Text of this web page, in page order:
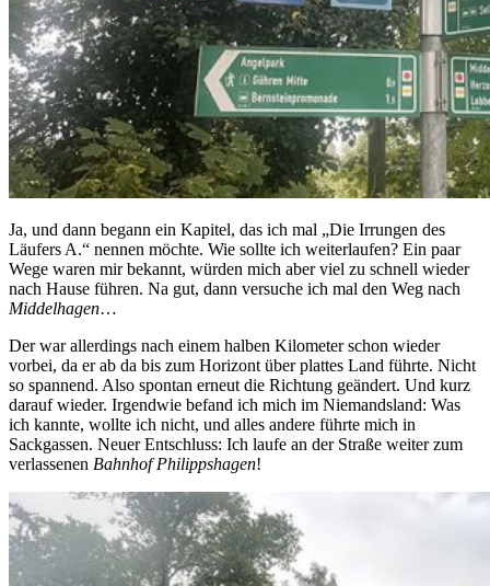
Ja, und dann begann ein Kapitel, das ich mal „Die Irrungen des
Läufers A.“ nennen möchte. Wie sollte ich weiterlaufen? Ein paar
Wege waren mir bekannt, würden mich aber viel zu schnell wieder
nach Hause führen. Na gut, dann versuche ich mal den Weg nach
Middelhagen…
Der war allerdings nach einem halben Kilometer schon wieder
vorbei, da er ab da bis zum Horizont über plattes Land führte. Nicht
so spannend. Also spontan erneut die Richtung geändert. Und kurz
darauf wieder. Irgendwie befand ich mich im Niemandsland: Was
ich kannte, wollte ich nicht, und alles andere führte mich in
Sackgassen. Neuer Entschluss: Ich laufe an der Straße weiter zum
verlassenen Bahnhof Philippshagen!